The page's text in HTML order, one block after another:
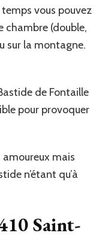
vous pouvez
chambre (double,
sur la montagne.
de Fontaille
pour provoquer
mais
n’étant qu’à
Saint-